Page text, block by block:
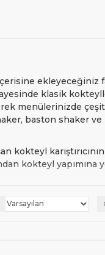
ekleyeceğiniz
klasik
menülerinizde
baston shaker
kokteyl
kokteyl yapımına
ikinci parça
içeceğin
sayesinde hızlı bir